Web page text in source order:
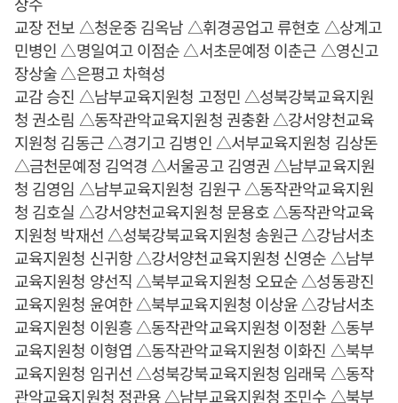
교장 전보 △청운중 김옥남 △휘경공업고 류현호 △상계고
민병인 △명일여고 이점순 △서초문예정 이춘근 △영신고
장상술 △은평고 차혁성
교감 승진 △남부교육지원청 고정민 △성북강북교육지원
청 권소림 △동작관악교육지원청 권충환 △강서양천교육
지원청 김동근 △경기고 김병인 △서부교육지원청 김상돈
△금천문예정 김억경 △서울공고 김영권 △남부교육지원
청 김영임 △남부교육지원청 김원구 △동작관악교육지원
청 김호실 △강서양천교육지원청 문용호 △동작관악교육
지원청 박재선 △성북강북교육지원청 송원근 △강남서초
교육지원청 신귀항 △강서양천교육지원청 신영순 △남부
교육지원청 양선직 △북부교육지원청 오묘순 △성동광진
교육지원청 윤여한 △북부교육지원청 이상윤 △강남서초
교육지원청 이원흥 △동작관악교육지원청 이정환 △동부
교육지원청 이형엽 △동작관악교육지원청 이화진 △북부
교육지원청 임귀선 △성북강북교육지원청 임래묵 △동작
관악교육지원청 정관용 △남부교육지원청 조민수 △북부